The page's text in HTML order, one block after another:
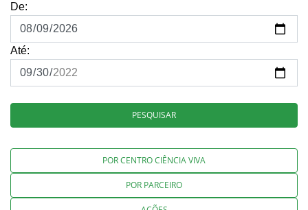
De:
Até:
PESQUISAR
POR CENTRO CIÊNCIA VIVA
POR PARCEIRO